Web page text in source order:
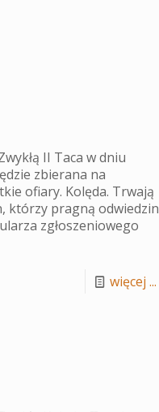
II Taca w dniu
zbierana na
ofiary. Kolęda. Trwają
którzy pragną odwiedzin
zgłoszeniowego
więcej ...